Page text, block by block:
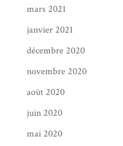
mars 2021
janvier 2021
décembre 2020
novembre 2020
août 2020
juin 2020
mai 2020